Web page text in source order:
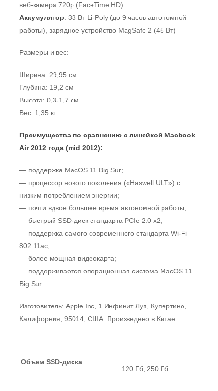
веб-камера 720p (FaceTime HD)
Аккумулятор: 38 Вт Li-Poly (до 9 часов автономной
работы), зарядное устройство MagSafe 2 (45 Вт)
Размеры и вес:
Ширина: 29,95 см
Глубина: 19,2 см
Высота: 0,3-1,7 см
Вес: 1,35 кг
Преимущества по сравнению с линейкой Macbook
Air 2012 года (mid 2012):
— поддержка MacOS 11 Big Sur;
— процессор нового поколения («Haswell ULT») с
низким потреблением энергии;
— почти вдвое большее время автономной работы;
— быстрый SSD-диск стандарта PCIe 2.0 x2;
— поддержка самого современного стандарта Wi-Fi
802.11ac;
— более мощная видеокарта;
— поддерживается операционная система MacOS 11
Big Sur.
Изготовитель: Apple Inc, 1 Инфинит Луп, Купертино,
Калифорния, 95014, США. Произведено в Китае.
Объем SSD-диска
120 Гб, 250 Гб